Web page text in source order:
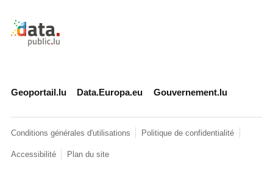
Retour à l'accueil de data.public.lu
Geoportail.lu Data.Europa.eu Gouvernement.lu
Conditions générales d'utilisations Politique de confidentialité
Accessibilité Plan du site